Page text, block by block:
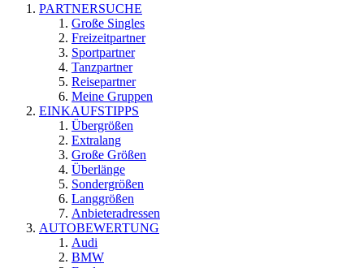
PARTNERSUCHE
Große Singles
Freizeitpartner
Sportpartner
Tanzpartner
Reisepartner
Meine Gruppen
EINKAUFSTIPPS
Übergrößen
Extralang
Große Größen
Überlänge
Sondergrößen
Langgrößen
Anbieteradressen
AUTOBEWERTUNG
Audi
BMW